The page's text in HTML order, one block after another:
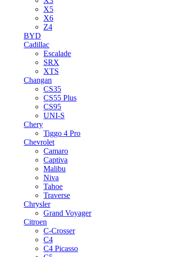
X5
X6
Z4
BYD
Cadillac
Escalade
SRX
XTS
Changan
CS35
CS55 Plus
CS95
UNI-S
Chery
Tiggo 4 Pro
Chevrolet
Camaro
Captiva
Malibu
Niva
Tahoe
Traverse
Chrysler
Grand Voyager
Citroen
C-Crosser
C4
C4 Picasso